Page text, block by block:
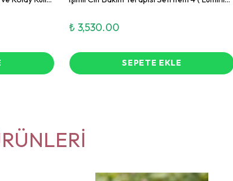
₺ 3,530.00
SEPETE EKLE